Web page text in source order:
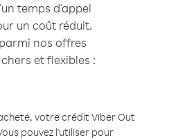
temps d'appel
un coût réduit.
nos offres
et flexibles :
votre crédit Viber Out
pouvez l'utiliser pour